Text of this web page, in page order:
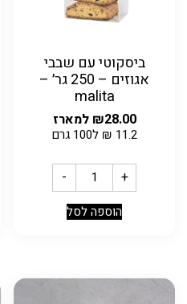
ביסקוטי עם שבבי
אגוזים – 250 גר׳ –
malita
₪28.00 למארז
11.2
₪ ל100 גרם
- +
הוספה לסל